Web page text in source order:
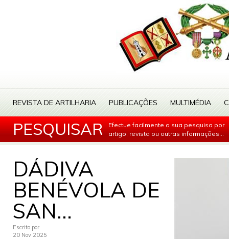
REVISTA DE ARTILHARIA PUBLICAÇÕES MULTIMÉDIA
PESQUISAR
Efectue facilmente a sua pesquisa por
artigo, revista ou outras informações...
DÁDIVA
BENÉVOLA DE
SAN...
Escrito por
20 Nov 2025